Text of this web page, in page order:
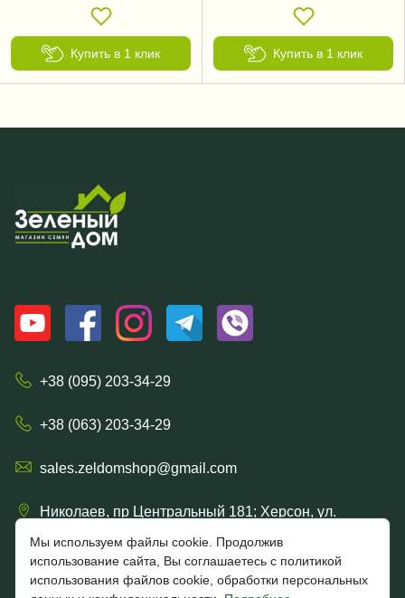
Купить в 1 клик Купить в 1 клик
+38 (095) 203-34-29
+38 (063) 203-34-29
sales.zeldomshop@gmail.com
Николаев, пр Центральный 181; Херсон, ул.
Мы используем файлы cookie. Продолжив
использование сайта, Вы соглашаетесь с политикой
использования файлов cookie, обработки персональных